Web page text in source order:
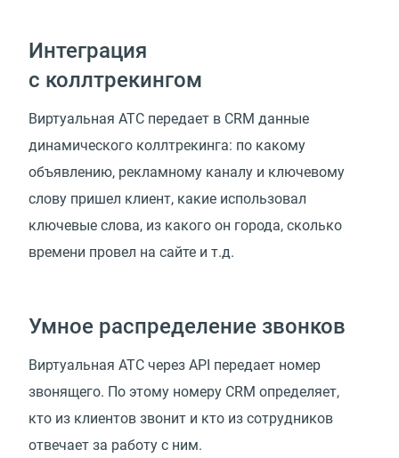
Интеграция
с коллтрекингом
Виртуальная АТС передает в CRM данные
динамического коллтрекинга: по какому
объявлению, рекламному каналу и ключевому
слову пришел клиент, какие использовал
ключевые слова, из какого он города, сколько
времени провел на сайте и т.д.
Умное распределение звонков
Виртуальная АТС через API передает номер
звонящего. По этому номеру CRM определяет,
кто из клиентов звонит и кто из сотрудников
отвечает за работу с ним.